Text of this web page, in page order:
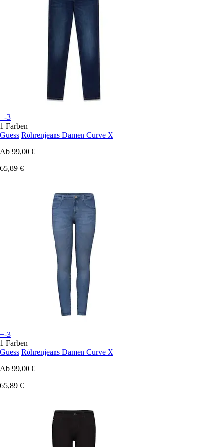
+-3
1 Farben
Guess Röhrenjeans Damen Curve X
Ab 99,00 €
65,89 €
+-3
1 Farben
Guess Röhrenjeans Damen Curve X
Ab 99,00 €
65,89 €